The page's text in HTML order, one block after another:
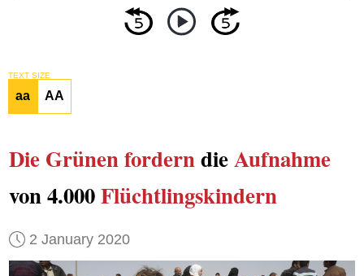
TEXT SIZE
aa AA
Die GrünenforderndieAufnahme
von 4.000Flüchtlingskindern
2 January 2020